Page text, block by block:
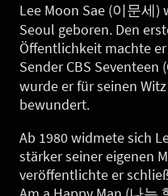
Lee Moon Sae (이문세)
Seoul geboren. Den
Öffentlichkeit machte
Sender CBS Seventeen
wurde er für seinen
bewundert.
Ab 1980 widmete sich
stärker seiner eigenen
veröffentlichte er